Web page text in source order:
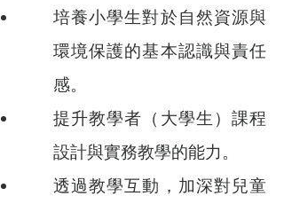
培養小學生對於自然資源與
環境保護的基本認識與責任
感。
提升教學者（大學生）課程
設計與實務教學的能力。
透過教學互動，加深對兒童